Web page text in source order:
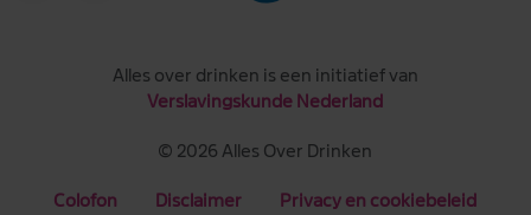
© 2026 Alles Over Drinken
Alles over drinken is een initiatief van
Verslavingskunde Nederland
Colofon Disclaimer Privacy en cookiebeleid